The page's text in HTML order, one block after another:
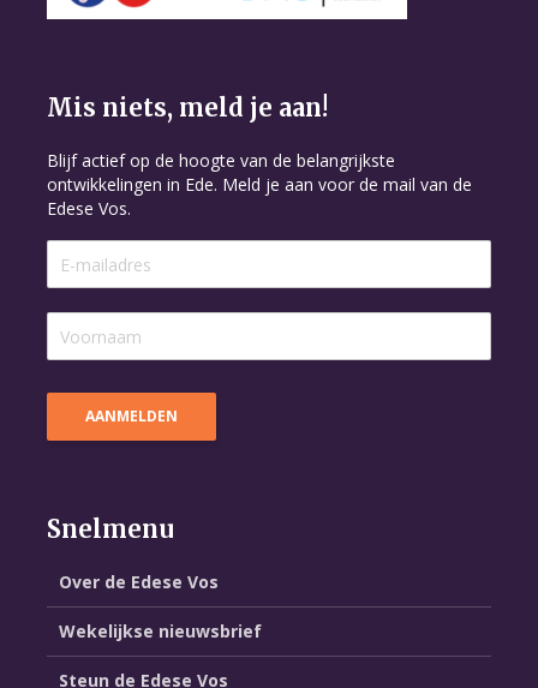
Mis niets, meld je aan!
Blijf actief op de hoogte van de belangrijkste
ontwikkelingen in Ede. Meld je aan voor de mail van de
Edese Vos.
Snelmenu
Over de Edese Vos
Wekelijkse nieuwsbrief
Steun de Edese Vos